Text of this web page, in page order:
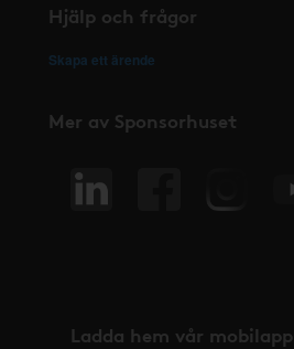
Hjälp och frågor
Skapa ett ärende
Mer av Sponsorhuset
Ladda hem vår mobilapp